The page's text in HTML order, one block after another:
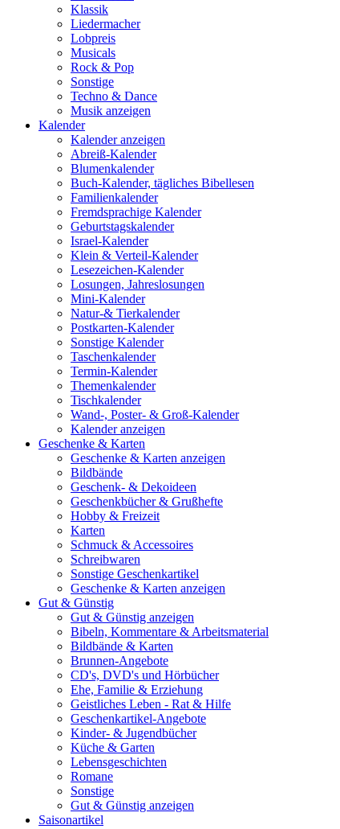
Klassik
Liedermacher
Lobpreis
Musicals
Rock & Pop
Sonstige
Techno & Dance
Musik anzeigen
Kalender
Kalender anzeigen
Abreiß-Kalender
Blumenkalender
Buch-Kalender, tägliches Bibellesen
Familienkalender
Fremdsprachige Kalender
Geburtstagskalender
Israel-Kalender
Klein & Verteil-Kalender
Lesezeichen-Kalender
Losungen, Jahreslosungen
Mini-Kalender
Natur-& Tierkalender
Postkarten-Kalender
Sonstige Kalender
Taschenkalender
Termin-Kalender
Themenkalender
Tischkalender
Wand-, Poster- & Groß-Kalender
Kalender anzeigen
Geschenke & Karten
Geschenke & Karten anzeigen
Bildbände
Geschenk- & Dekoideen
Geschenkbücher & Grußhefte
Hobby & Freizeit
Karten
Schmuck & Accessoires
Schreibwaren
Sonstige Geschenkartikel
Geschenke & Karten anzeigen
Gut & Günstig
Gut & Günstig anzeigen
Bibeln, Kommentare & Arbeitsmaterial
Bildbände & Karten
Brunnen-Angebote
CD's, DVD's und Hörbücher
Ehe, Familie & Erziehung
Geistliches Leben - Rat & Hilfe
Geschenkartikel-Angebote
Kinder- & Jugendbücher
Küche & Garten
Lebensgeschichten
Romane
Sonstige
Gut & Günstig anzeigen
Saisonartikel